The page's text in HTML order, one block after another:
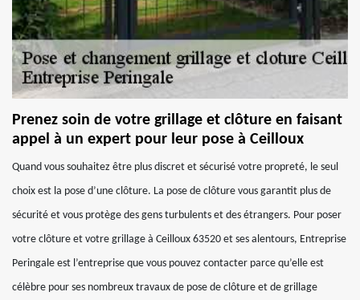
Prenez soin de votre grillage et clôture en faisant
appel à un expert pour leur pose à Ceilloux
Quand vous souhaitez être plus discret et sécurisé votre propreté, le seul
choix est la pose d’une clôture. La pose de clôture vous garantit plus de
sécurité et vous protège des gens turbulents et des étrangers. Pour poser
votre clôture et votre grillage à Ceilloux 63520 et ses alentours, Entreprise
Peringale est l’entreprise que vous pouvez contacter parce qu’elle est
célèbre pour ses nombreux travaux de pose de clôture et de grillage